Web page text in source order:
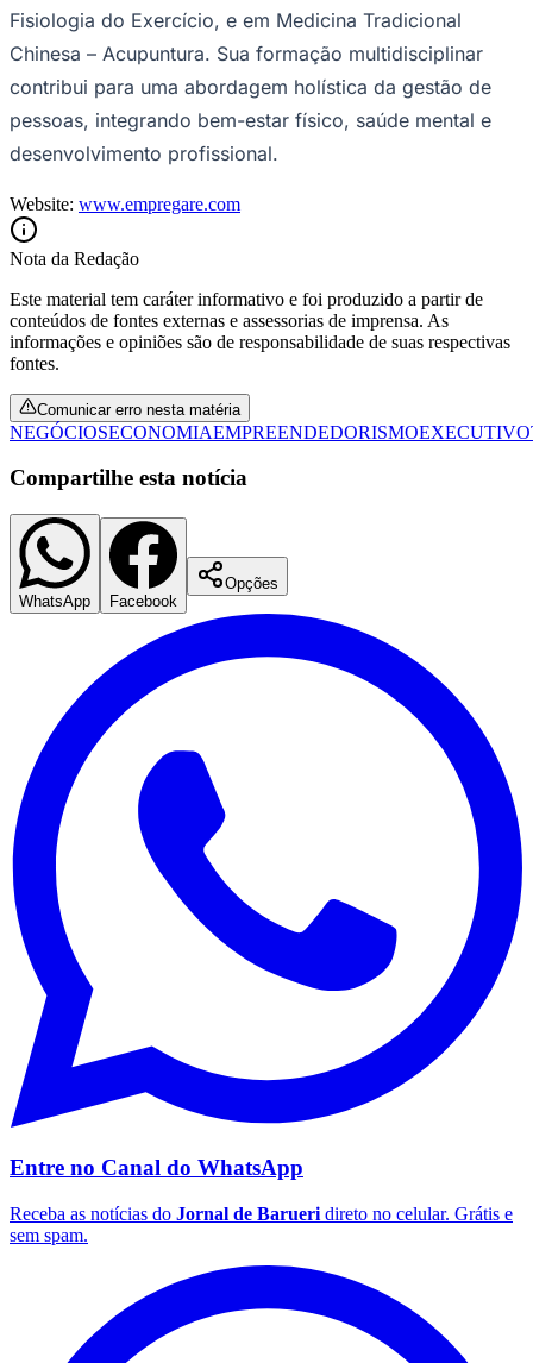
Fluminense
Vasco
Fisiologia do Exercício, e em Medicina Tradicional
Chinesa – Acupuntura. Sua formação multidisciplinar
contribui para uma abordagem holística da gestão de
pessoas, integrando bem-estar físico, saúde mental e
desenvolvimento profissional.
Website: www.empregare.com
Nota da Redação
Este material tem caráter informativo e foi produzido a partir de
conteúdos de fontes externas e assessorias de imprensa. As
informações e opiniões são de responsabilidade de suas respectivas
fontes.
Comunicar erro nesta matéria
NEGÓCIOSECONOMIAEMPREENDEDORISMOEXECUTIVO
Compartilhe esta notícia
WhatsApp Facebook
Opções
Entre no Canal do WhatsApp
Receba as notícias do Jornal de Barueri direto no celular. Grátis e
sem spam.